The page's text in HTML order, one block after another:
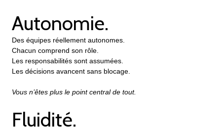
Autonomie.
Des équipes réellement autonomes.
Chacun comprend son rôle.
Les responsabilités sont assumées.
Les décisions avancent sans blocage.
Vous n’êtes plus le point central de tout.
Fluidité.